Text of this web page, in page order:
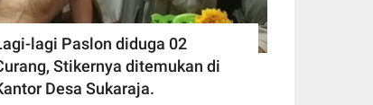
lagi Paslon diduga 02
Stikernya ditemukan di
Desa Sukaraja.